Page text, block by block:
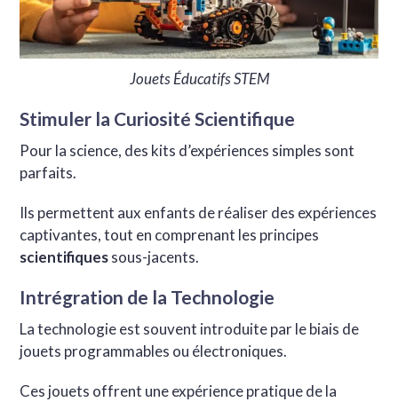
Jouets Éducatifs STEM
Stimuler la Curiosité Scientifique
Pour la science, des kits d’expériences simples sont
parfaits.
Ils permettent aux enfants de réaliser des expériences
captivantes, tout en comprenant les principes
scientifiquessous-jacents.
Intrégration de la Technologie
La technologie est souvent introduite par le biais de
jouets programmables ou électroniques.
Ces jouets offrent une expérience pratique de la